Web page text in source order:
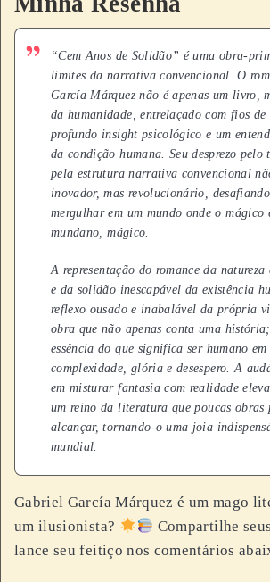
“Cem Anos de Solidão” é uma obra-
limites da narrativa convencional. O
García Márquez não é apenas um livro,
da humanidade, entrelaçado com fios de
profundo insight psicológico e um
da condição humana. Seu desprezo pelo
pela estrutura narrativa convencional
inovador, mas revolucionário,
mergulhar em um mundo onde o mágico
mundano, mágico.
A representação do romance da
e da solidão inescapável da existência
reflexo ousado e inabalável da própria
obra que não apenas conta uma
essência do que significa ser humano
complexidade, glória e desespero. A
em misturar fantasia com realidade
um reino da literatura que poucas obras
alcançar, tornando-o uma joia
mundial.
Gabriel García Márquez é um mago
um ilusionista?
Compartilhe
lance seu feitiço nos comentários